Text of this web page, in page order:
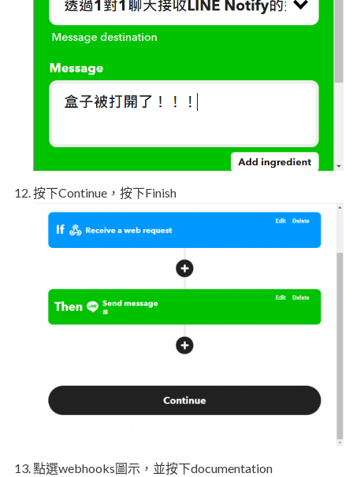
按下Continue，按下Finish
點選webhooks圖示，並按下documentation